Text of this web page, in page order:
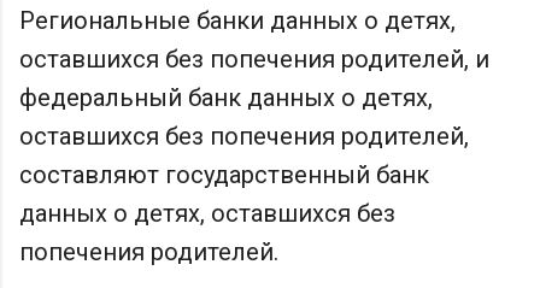
Региональные банки данных о детях,
оставшихся без попечения родителей, и
федеральный банк данных о детях,
оставшихся без попечения родителей,
составляют государственный банк
данных о детях, оставшихся без
попечения родителей.